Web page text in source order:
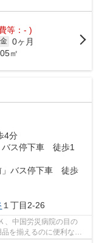
等：- )
0ヶ月
㎡
4分
バス停下車 徒歩1
」バス停下車 徒歩
１丁目2-26
、中国労災病院の目の
を揃えるのに便利なホ